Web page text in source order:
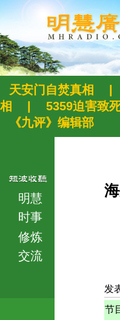
天安门自焚真相
相
5359迫害致
《九评》编辑部
明慧
时事
修炼
交流
发
节